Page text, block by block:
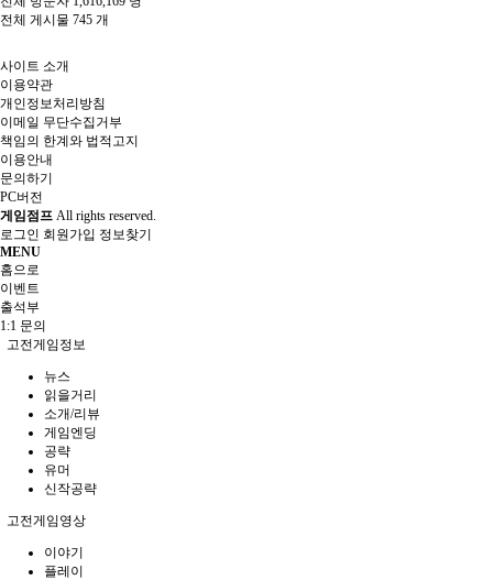
전체 게시물 745 개
사이트 소개
이용약관
개인정보처리방침
이메일 무단수집거부
책임의 한계와 법적고지
이용안내
문의하기
PC버전
게임점프 All rights reserved.
로그인 회원가입 정보찾기
MENU
홈으로
이벤트
출석부
1:1 문의
고전게임정보
뉴스
읽을거리
소개/리뷰
게임엔딩
공략
유머
신작공략
고전게임영상
이야기
플레이